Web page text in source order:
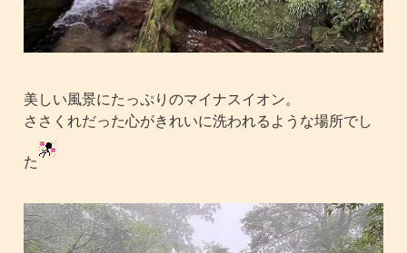
美しい風景にたっぷりのマイナスイオン。
ささくれだった心がきれいに洗われるような場所でし
た